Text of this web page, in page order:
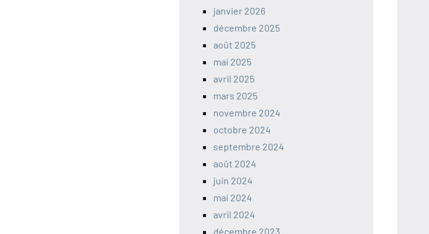
janvier 2026
décembre 2025
août 2025
mai 2025
avril 2025
mars 2025
novembre 2024
octobre 2024
septembre 2024
août 2024
juin 2024
mai 2024
avril 2024
décembre 2023